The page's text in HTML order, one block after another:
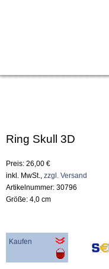
Ring Skull 3D
Preis: 26,00 €
inkl. MwSt., zzgl. Versand
Artikelnummer: 30796
Größe: 4,0 cm
Kaufen